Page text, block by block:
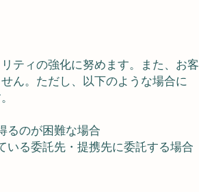
ティの強化に努めます。また、お客
ん。ただし、以下のような場合に
るのが困難な場合
いる委託先・提携先に委託する場合